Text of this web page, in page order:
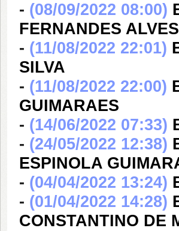
- (08/09/2022 08:00)
FERNANDES ALVES
- (11/08/2022 22:01)
SILVA
- (11/08/2022 22:00)
GUIMARAES
- (14/06/2022 07:33)
- (24/05/2022 12:38)
ESPINOLA
- (04/04/2022 13:24)
- (01/04/2022 14:28)
CONSTANTINO DE